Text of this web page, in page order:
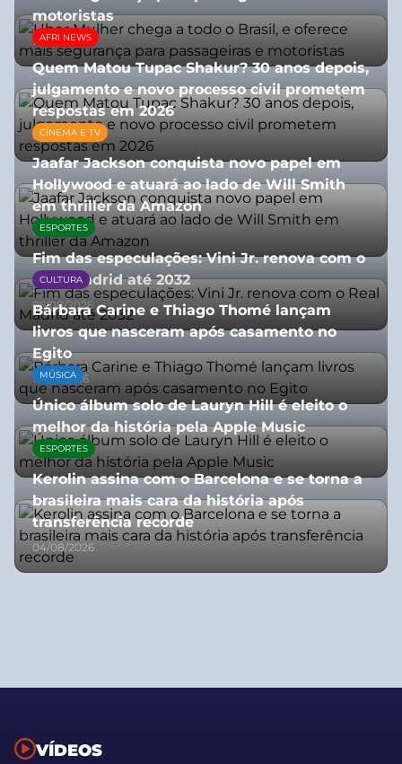
motoristas
10/07/2026
AFRI NEWS
Quem Matou Tupac Shakur? 30 anos depois,
julgamento e novo processo civil prometem
respostas em 2026
05/08/2026
CINEMA E TV
Jaafar Jackson conquista novo papel em
Hollywood e atuará ao lado de Will Smith
em thriller da Amazon
06/08/2026
ESPORTES
Fim das especulações: Vini Jr. renova com o
Real Madrid até 2032
06/08/2026
CULTURA
Bárbara Carine e Thiago Thomé lançam
livros que nasceram após casamento no
Egito
10/07/2026
MÚSICA
Único álbum solo de Lauryn Hill é eleito o
melhor da história pela Apple Music
06/08/2026
ESPORTES
Kerolin assina com o Barcelona e se torna a
brasileira mais cara da história após
transferência recorde
04/08/2026
VÍDEOS